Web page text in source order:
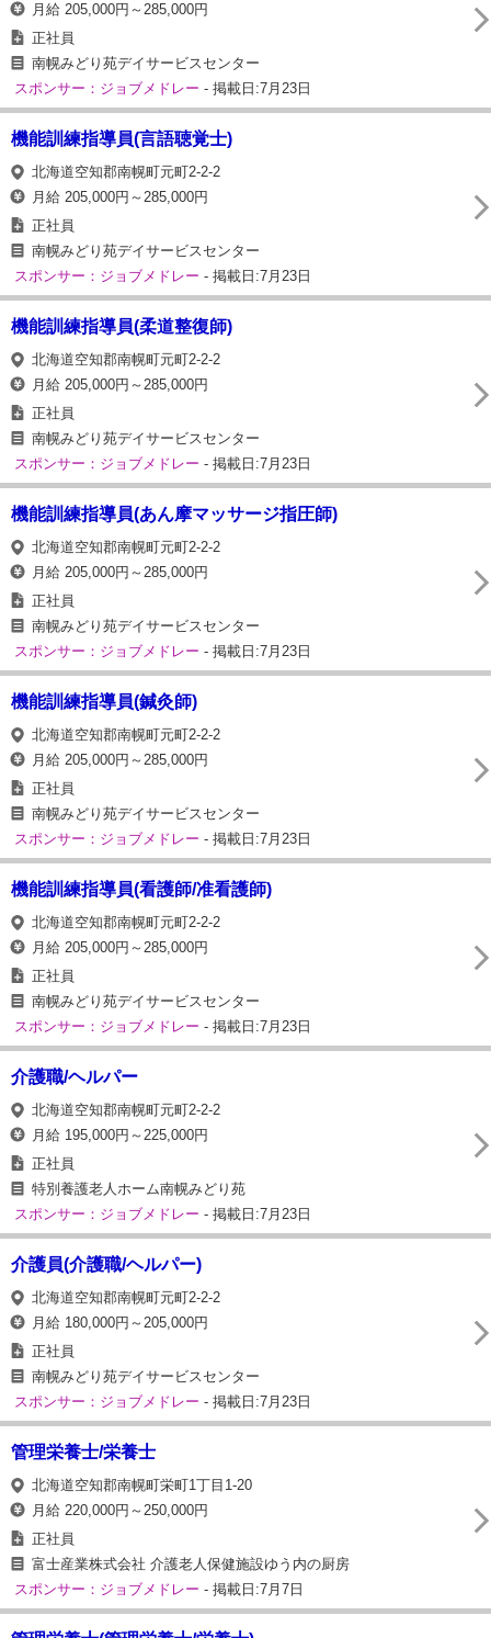
月給 205,000円～285,000円
正社員
南幌みどり苑デイサービスセンター
スポンサー：ジョブメドレー - 掲載日:7月23日
機能訓練指導員(言語聴覚士)
北海道空知郡南幌町元町2-2-2
月給 205,000円～285,000円
正社員
南幌みどり苑デイサービスセンター
スポンサー：ジョブメドレー - 掲載日:7月23日
機能訓練指導員(柔道整復師)
北海道空知郡南幌町元町2-2-2
月給 205,000円～285,000円
正社員
南幌みどり苑デイサービスセンター
スポンサー：ジョブメドレー - 掲載日:7月23日
機能訓練指導員(あん摩マッサージ指圧師)
北海道空知郡南幌町元町2-2-2
月給 205,000円～285,000円
正社員
南幌みどり苑デイサービスセンター
スポンサー：ジョブメドレー - 掲載日:7月23日
機能訓練指導員(鍼灸師)
北海道空知郡南幌町元町2-2-2
月給 205,000円～285,000円
正社員
南幌みどり苑デイサービスセンター
スポンサー：ジョブメドレー - 掲載日:7月23日
機能訓練指導員(看護師/准看護師)
北海道空知郡南幌町元町2-2-2
月給 205,000円～285,000円
正社員
南幌みどり苑デイサービスセンター
スポンサー：ジョブメドレー - 掲載日:7月23日
介護職/ヘルパー
北海道空知郡南幌町元町2-2-2
月給 195,000円～225,000円
正社員
特別養護老人ホーム南幌みどり苑
スポンサー：ジョブメドレー - 掲載日:7月23日
介護員(介護職/ヘルパー)
北海道空知郡南幌町元町2-2-2
月給 180,000円～205,000円
正社員
南幌みどり苑デイサービスセンター
スポンサー：ジョブメドレー - 掲載日:7月23日
管理栄養士/栄養士
北海道空知郡南幌町栄町1丁目1-20
月給 220,000円～250,000円
正社員
富士産業株式会社 介護老人保健施設ゆう内の厨房
スポンサー：ジョブメドレー - 掲載日:7月7日